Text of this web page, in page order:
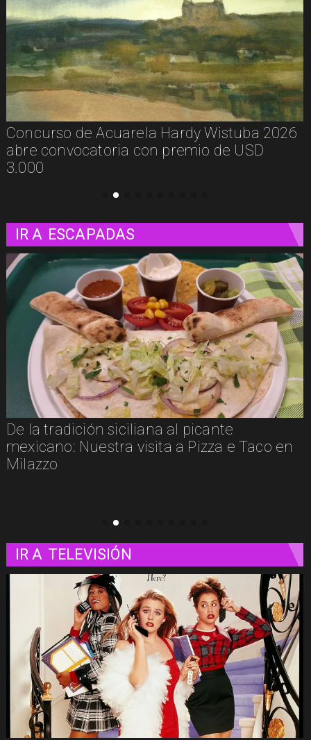
2026 De la calle a los libros: Pablito
presenta Psicología Callejera
IR A ESCAPADAS
e Taco en
Un paseo matutino por Venecia
IR A TELEVISIÓN